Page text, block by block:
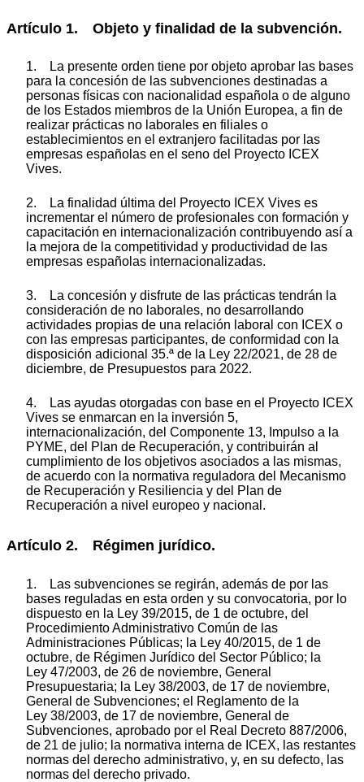
Artículo 1. Objeto y finalidad de la subvención.
1. La presente orden tiene por objeto aprobar las bases
para la concesión de las subvenciones destinadas a
personas físicas con nacionalidad española o de alguno
de los Estados miembros de la Unión Europea, a fin de
realizar prácticas no laborales en filiales o
establecimientos en el extranjero facilitadas por las
empresas españolas en el seno del Proyecto ICEX
Vives.
2. La finalidad última del Proyecto ICEX Vives es
incrementar el número de profesionales con formación y
capacitación en internacionalización contribuyendo así a
la mejora de la competitividad y productividad de las
empresas españolas internacionalizadas.
3. La concesión y disfrute de las prácticas tendrán la
consideración de no laborales, no desarrollando
actividades propias de una relación laboral con ICEX o
con las empresas participantes, de conformidad con la
disposición adicional 35.ª de la Ley 22/2021, de 28 de
diciembre, de Presupuestos para 2022.
4. Las ayudas otorgadas con base en el Proyecto ICEX
Vives se enmarcan en la inversión 5,
internacionalización, del Componente 13, Impulso a la
PYME, del Plan de Recuperación, y contribuirán al
cumplimiento de los objetivos asociados a las mismas,
de acuerdo con la normativa reguladora del Mecanismo
de Recuperación y Resiliencia y del Plan de
Recuperación a nivel europeo y nacional.
Artículo 2. Régimen jurídico.
1. Las subvenciones se regirán, además de por las
bases reguladas en esta orden y su convocatoria, por lo
dispuesto en la Ley 39/2015, de 1 de octubre, del
Procedimiento Administrativo Común de las
Administraciones Públicas; la Ley 40/2015, de 1 de
octubre, de Régimen Jurídico del Sector Público; la
Ley 47/2003, de 26 de noviembre, General
Presupuestaria; la Ley 38/2003, de 17 de noviembre,
General de Subvenciones; el Reglamento de la
Ley 38/2003, de 17 de noviembre, General de
Subvenciones, aprobado por el Real Decreto 887/2006,
de 21 de julio; la normativa interna de ICEX, las restantes
normas del derecho administrativo, y, en su defecto, las
normas del derecho privado.